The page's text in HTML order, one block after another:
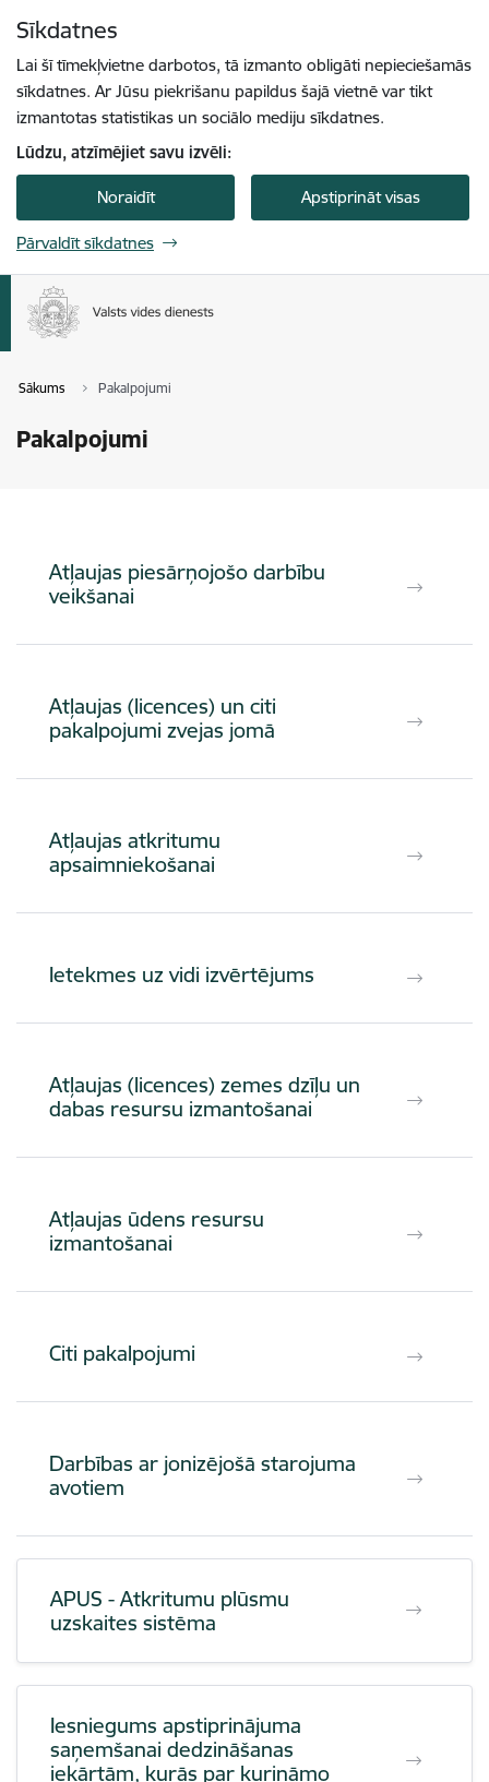
Sīkdatnes
Lai šī tīmekļvietne darbotos, tā izmanto obligāti nepieciešamās
sīkdatnes. Ar Jūsu piekrišanu papildus šajā vietnē var tikt
izmantotas statistikas un sociālo mediju sīkdatnes.
Lūdzu, atzīmējiet savu izvēli:
Noraidīt Apstiprināt visas
Pārvaldīt sīkdatnes
Sākums Pakalpojumi
Pakalpojumi
Atļaujas piesārņojošo darbību
veikšanai
Atļaujas (licences) un citi
pakalpojumi zvejas jomā
Atļaujas atkritumu
apsaimniekošanai
Ietekmes uz vidi izvērtējums
Atļaujas (licences) zemes dzīļu un
dabas resursu izmantošanai
Atļaujas ūdens resursu
izmantošanai
Citi pakalpojumi
Darbības ar jonizējošā starojuma
avotiem
APUS - Atkritumu plūsmu
uzskaites sistēma
Iesniegums apstiprinājuma
saņemšanai dedzināšanas
iekārtām, kurās par kurināmo